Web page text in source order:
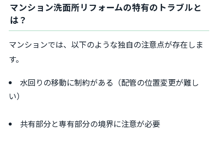
マンション洗面所リフォームの特有のトラブルと
は？
マンションでは、以下のような独自の注意点が存在しま
す。
水回りの移動に制約がある（配管の位置変更が難し
い）
共有部分と専有部分の境界に注意が必要